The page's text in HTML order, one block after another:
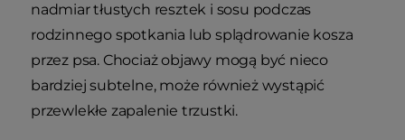
nadmiar tłustych resztek i sosu podczas
rodzinnego spotkania lub splądrowanie kosza
przez psa. Chociaż objawy mogą być nieco
bardziej subtelne, może również wystąpić
przewlekłe zapalenie trzustki.